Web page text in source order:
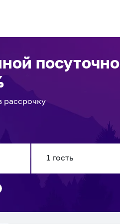
посуточно
рассрочку